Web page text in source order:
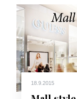
18.9.2015